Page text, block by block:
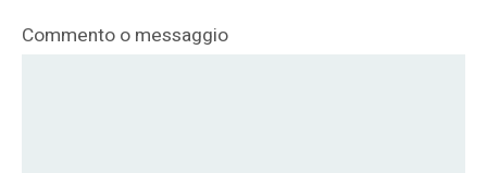
Commento o messaggio